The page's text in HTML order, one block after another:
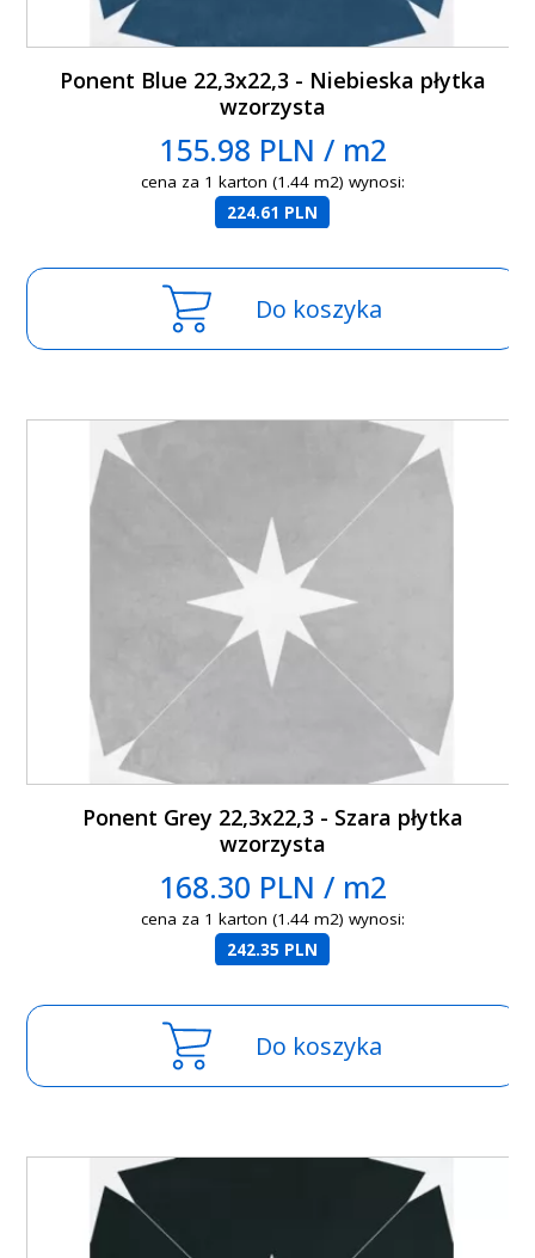
Ponent Blue 22,3x22,3 - Niebieska płytka
wzorzysta
155.98 PLN / m2
cena za 1 karton (1.44 m2) wynosi:
224.61 PLN
Do koszyka
Ponent Grey 22,3x22,3 - Szara płytka
wzorzysta
168.30 PLN / m2
cena za 1 karton (1.44 m2) wynosi:
242.35 PLN
Do koszyka